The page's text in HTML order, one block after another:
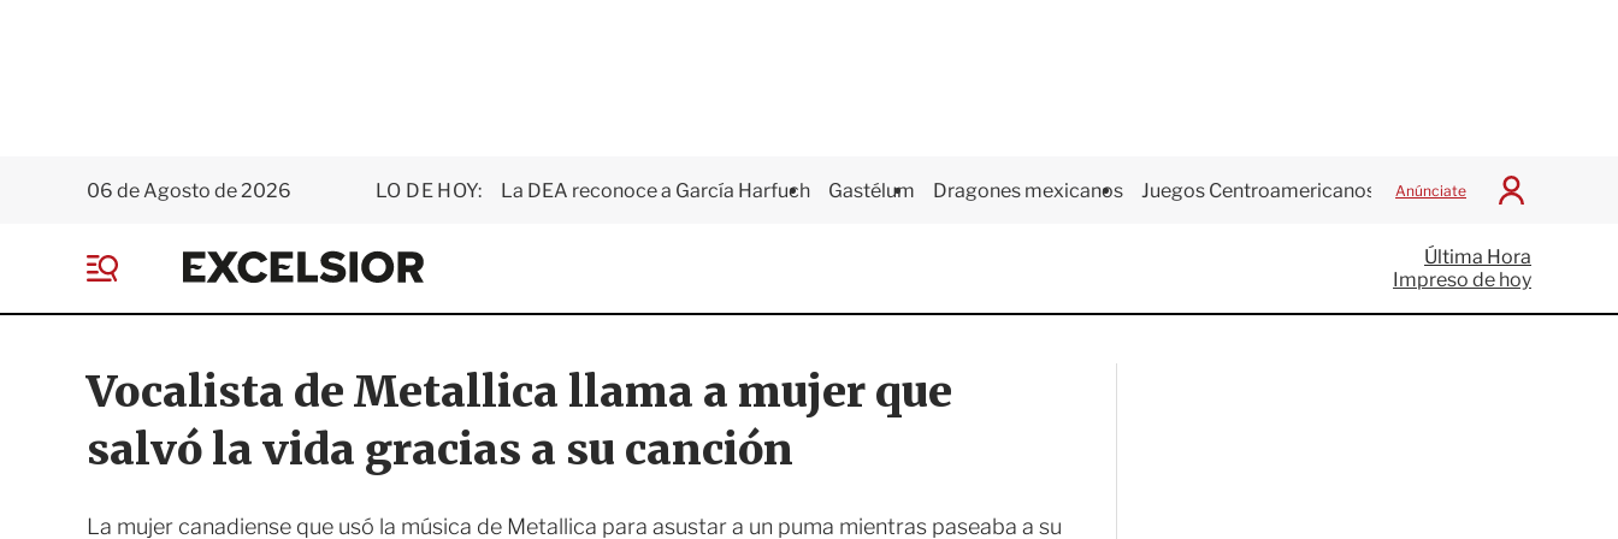
06 de Agosto de 2026 LO DE HOY: La DEA reconoce a García Harfuch Gastélum Dragones mexicanos Juegos Centroamericanos Anúnciate
I
c
i
a
E
x
e
i
o
r
e
Última Hora
Impreso de hoy
Vocalista de Metallica llama a mujer que
salvó la vida gracias a su canción
La mujer canadiense que usó la música de Metallica para asustar a un puma mientras paseaba a su